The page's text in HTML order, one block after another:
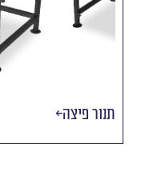
תנור פיצה